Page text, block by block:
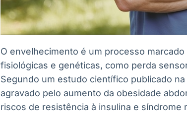
O envelhecimento é um processo
fisiológicas e genéticas, como perda
Segundo um estudo científico publicado na
agravado pelo aumento da obesidade
riscos de resistência à insulina e síndrome